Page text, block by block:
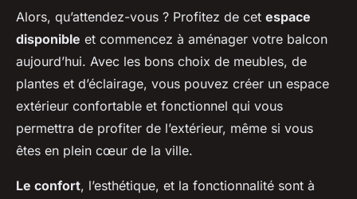
Alors, qu’attendez-vous ? Profitez de cet espace
disponible et commencez à aménager votre balcon
aujourd’hui. Avec les bons choix de meubles, de
plantes et d’éclairage, vous pouvez créer un espace
extérieur confortable et fonctionnel qui vous
permettra de profiter de l’extérieur, même si vous
êtes en plein cœur de la ville.
Le confort, l’esthétique, et la fonctionnalité sont à